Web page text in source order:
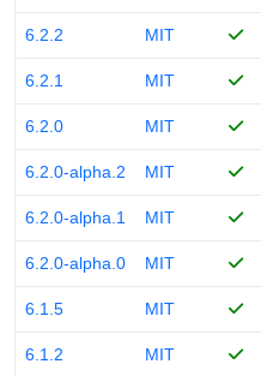
6.2.2 MIT
6.2.1 MIT
6.2.0 MIT
6.2.0-alpha.2 MIT
6.2.0-alpha.1 MIT
6.2.0-alpha.0 MIT
6.1.5 MIT
6.1.2 MIT